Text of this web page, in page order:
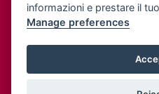
© 2026 Azienda Agricola La
informazioni e prestare il
Manage preferences